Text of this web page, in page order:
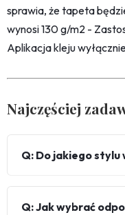
sprawia, że tapeta
wynosi 130 g/m2 -
Aplikacja kleju
Najczęściej
Q: Do jakiego
Q: Jak wybrać